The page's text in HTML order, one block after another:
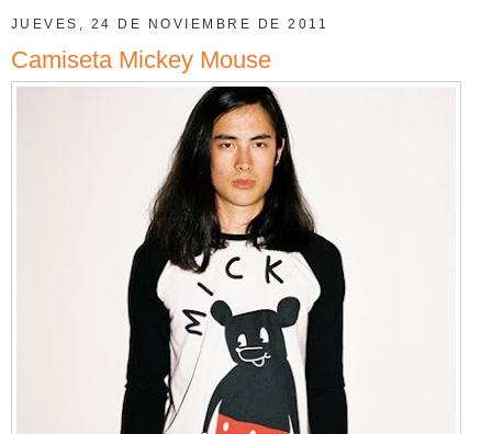
JUEVES, 24 DE NOVIEMBRE DE 2011
Camiseta Mickey Mouse